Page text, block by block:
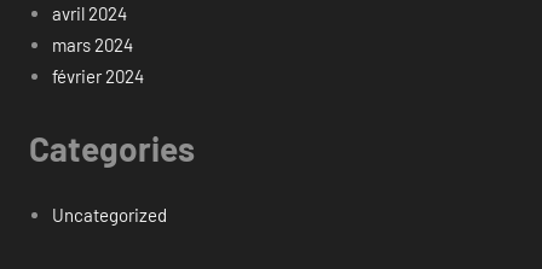
avril 2024
mars 2024
février 2024
Categories
Uncategorized